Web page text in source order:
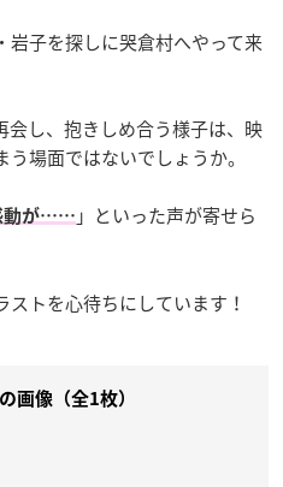
岩子を探しに哭倉村へやって来
会し、抱きしめ合う様子は、映
場面ではないでしょうか。
動が…… 」といった声が寄せら
トを心待ちにしています！
画像（全1枚）